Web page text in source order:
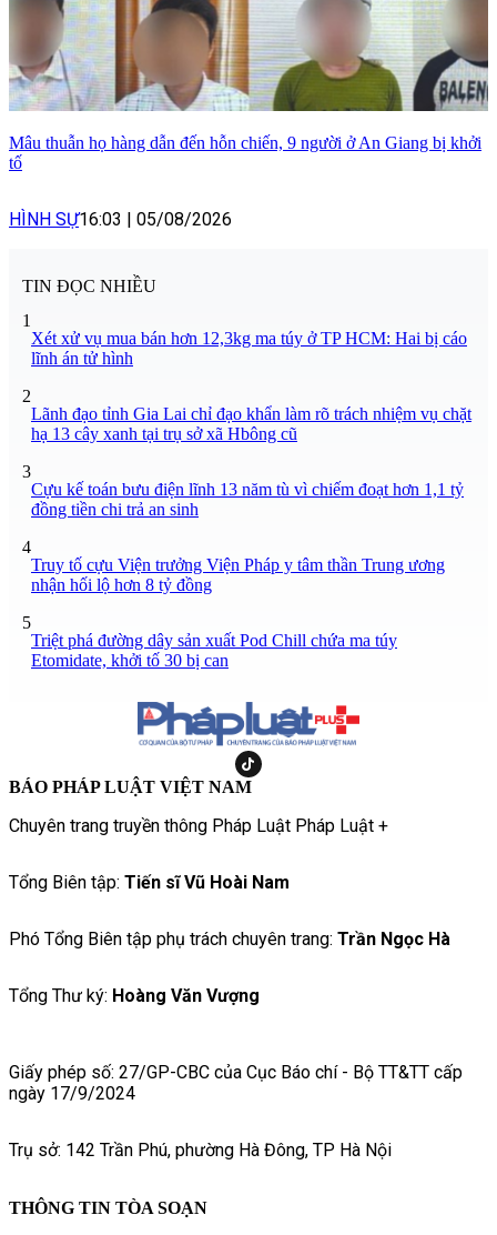
Mâu thuẫn họ hàng dẫn đến hỗn chiến, 9 người ở An Giang bị khởi
tố
HÌNH SỰ16:03 | 05/08/2026
TIN ĐỌC NHIỀU
1
Xét xử vụ mua bán hơn 12,3kg ma túy ở TP HCM: Hai bị cáo
lĩnh án tử hình
2
Lãnh đạo tỉnh Gia Lai chỉ đạo khẩn làm rõ trách nhiệm vụ chặt
hạ 13 cây xanh tại trụ sở xã Hbông cũ
3
Cựu kế toán bưu điện lĩnh 13 năm tù vì chiếm đoạt hơn 1,1 tỷ
đồng tiền chi trả an sinh
4
Truy tố cựu Viện trưởng Viện Pháp y tâm thần Trung ương
nhận hối lộ hơn 8 tỷ đồng
5
Triệt phá đường dây sản xuất Pod Chill chứa ma túy
Etomidate, khởi tố 30 bị can
BÁO PHÁP LUẬT VIỆT NAM
Chuyên trang truyền thông Pháp Luật Pháp Luật +
Tổng Biên tập: Tiến sĩ Vũ Hoài Nam
Phó Tổng Biên tập phụ trách chuyên trang: Trần Ngọc Hà
Tổng Thư ký: Hoàng Văn Vượng
Giấy phép số: 27/GP-CBC của Cục Báo chí - Bộ TT&TT cấp
ngày 17/9/2024
Trụ sở: 142 Trần Phú, phường Hà Đông, TP Hà Nội
THÔNG TIN TÒA SOẠN